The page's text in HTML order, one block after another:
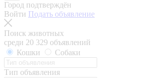
Город подтверждён
Войти Подать объявление
Поиск животных
среди 20 329 объявлений
Кошки
Собаки
Тип объявления